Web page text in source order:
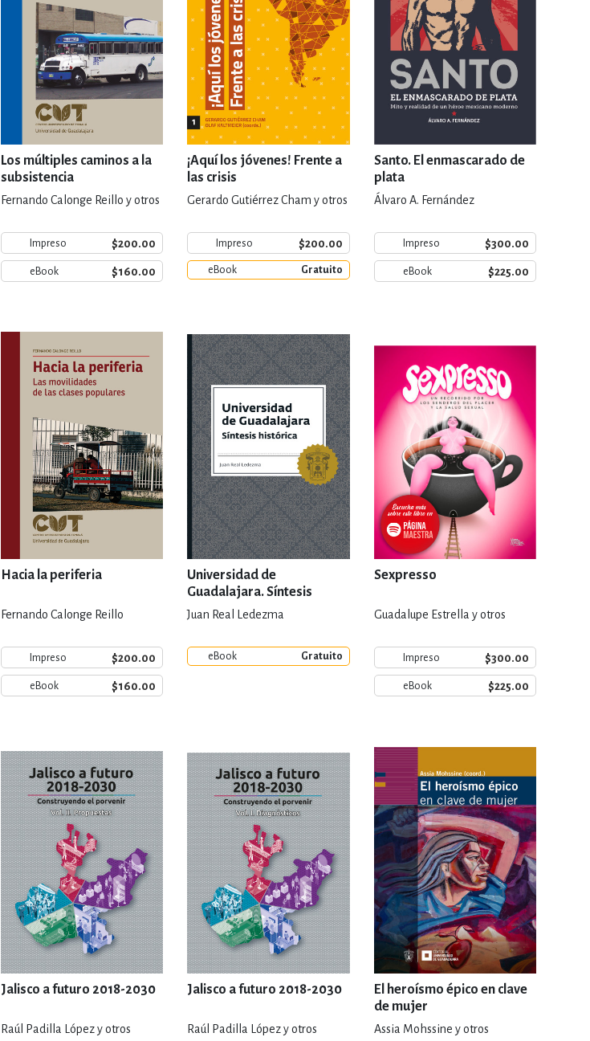
Los múltiples caminos a la
subsistencia
Fernando Calonge Reillo y otros
Impreso $200.00
eBook $160.00
¡Aquí los jóvenes! Frente a
las crisis
Gerardo Gutiérrez Cham y otros
Impreso $200.00
eBook Gratuito
Santo. El enmascarado de
plata
Álvaro A. Fernández
Impreso $300.00
eBook $225.00
Hacia la periferia
Fernando Calonge Reillo
Impreso $200.00
eBook $160.00
Universidad de
Guadalajara. Síntesis
histórica
Juan Real Ledezma
eBook Gratuito
Sexpresso
Guadalupe Estrella y otros
Impreso $300.00
eBook $225.00
Jalisco a futuro 2018-2030
Raúl Padilla López y otros
Jalisco a futuro 2018-2030
Raúl Padilla López y otros
El heroísmo épico en clave
de mujer
Assia Mohssine y otros